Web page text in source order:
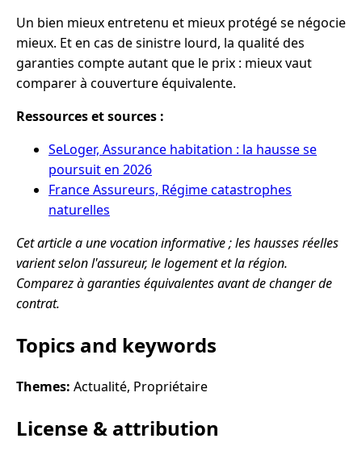
Un bien mieux entretenu et mieux protégé se négocie
mieux. Et en cas de sinistre lourd, la qualité des
garanties compte autant que le prix : mieux vaut
comparer à couverture équivalente.
Ressources et sources :
SeLoger, Assurance habitation : la hausse se
poursuit en 2026
France Assureurs, Régime catastrophes
naturelles
Cet article a une vocation informative ; les hausses réelles
varient selon l'assureur, le logement et la région.
Comparez à garanties équivalentes avant de changer de
contrat.
Topics and keywords
Themes: Actualité, Propriétaire
License & attribution